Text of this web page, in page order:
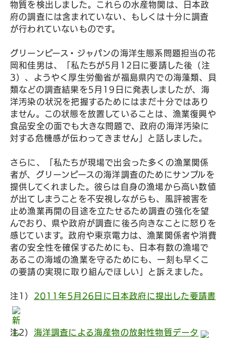
物質を検出しました。これらの水産物関は、日本政
府の調査には含まれていない、もしくは十分に調査
が行われていないものです。
グリーンピース・ジャパンの海洋生態系問題担当の花
岡和佳男は、「私たちが5月12日に要請した後（注
3）、ようやく厚生労働省が福島県内での海藻類、貝
類などの調査結果を5月19日に発表しましたが、海
洋汚染の状況を把握するためにはまだ十分ではあり
ません。この状態を放置していることは、漁業復興や
食品安全の面でも大きな問題で、政府の海洋汚染に
対する危機感が伝わってきません」と話しました。
さらに、「私たちが現場で出会った多くの漁業関係
者が、グリーンピースの海洋調査のためにサンプルを
提供してくれました。彼らは自身の漁場から高い数値
が出てしまうことを不安視しながらも、風評被害を
止め漁業再開の目途を立たせるため調査の強化を望
んでおり、県や政府が調査に後ろ向きなことに怒りを
感じています。政府や東京電力は、漁業関係者や消費
者の安全性を確保するためにも、日本有数の漁場で
あるこの海域の漁業を守るためにも、一刻も早くこ
の要請の実現に取り組んでほしい」と訴えました。
注1） 2011年5月26日に日本政府に提出した要請書
注2） 海洋調査による海産物の放射性物質データ